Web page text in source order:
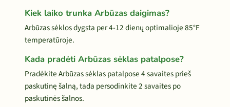
Kiek laiko trunka Arbūzas daigimas?
Arbūzas sėklos dygsta per 4-12 dienų optimalioje 85°F
temperatūroje.
Kada pradėti Arbūzas sėklas patalpose?
Pradėkite Arbūzas sėklas patalpose 4 savaites prieš
paskutinę šalną, tada persodinkite 2 savaites po
paskutinės šalnos.